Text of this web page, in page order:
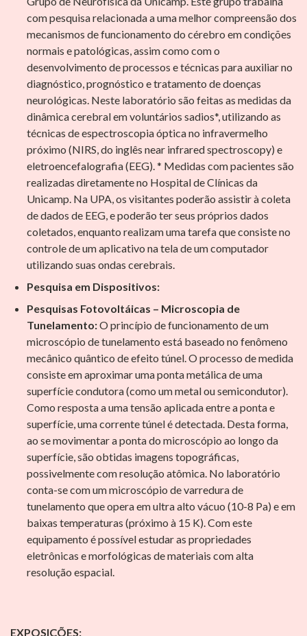
com pesquisa relacionada a uma melhor compreensão dos
mecanismos de funcionamento do cérebro em condições
normais e patológicas, assim como com o
desenvolvimento de processos e técnicas para auxiliar no
diagnóstico, prognóstico e tratamento de doenças
neurológicas. Neste laboratório são feitas as medidas da
dinâmica cerebral em voluntários sadios*, utilizando as
técnicas de espectroscopia óptica no infravermelho
próximo (NIRS, do inglês near infrared spectroscopy) e
eletroencefalografia (EEG). * Medidas com pacientes são
realizadas diretamente no Hospital de Clínicas da
Unicamp. Na UPA, os visitantes poderão assistir à coleta
de dados de EEG, e poderão ter seus próprios dados
coletados, enquanto realizam uma tarefa que consiste no
controle de um aplicativo na tela de um computador
utilizando suas ondas cerebrais.
Pesquisa em Dispositivos:
Pesquisas Fotovoltáicas – Microscopia de
Tunelamento:O princípio de funcionamento de um
microscópio de tunelamento está baseado no fenômeno
mecânico quântico de efeito túnel. O processo de medida
consiste em aproximar uma ponta metálica de uma
superfície condutora (como um metal ou semicondutor).
Como resposta a uma tensão aplicada entre a ponta e
superfície, uma corrente túnel é detectada. Desta forma,
ao se movimentar a ponta do microscópio ao longo da
superfície, são obtidas imagens topográficas,
possivelmente com resolução atômica. No laboratório
conta-se com um microscópio de varredura de
tunelamento que opera em ultra alto vácuo (10-8 Pa) e em
baixas temperaturas (próximo à 15 K). Com este
equipamento é possível estudar as propriedades
eletrônicas e morfológicas de materiais com alta
resolução espacial.
EXPOSIÇÕES: